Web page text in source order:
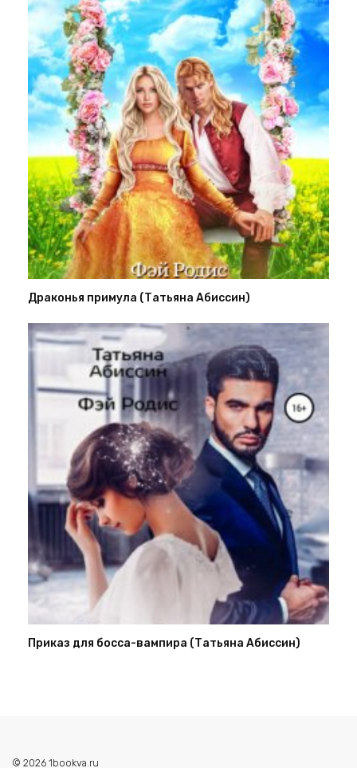
Драконья примула (Татьяна Абиссин)
Приказ для босса-вампира (Татьяна Абиссин)
© 2026 1bookva.ru